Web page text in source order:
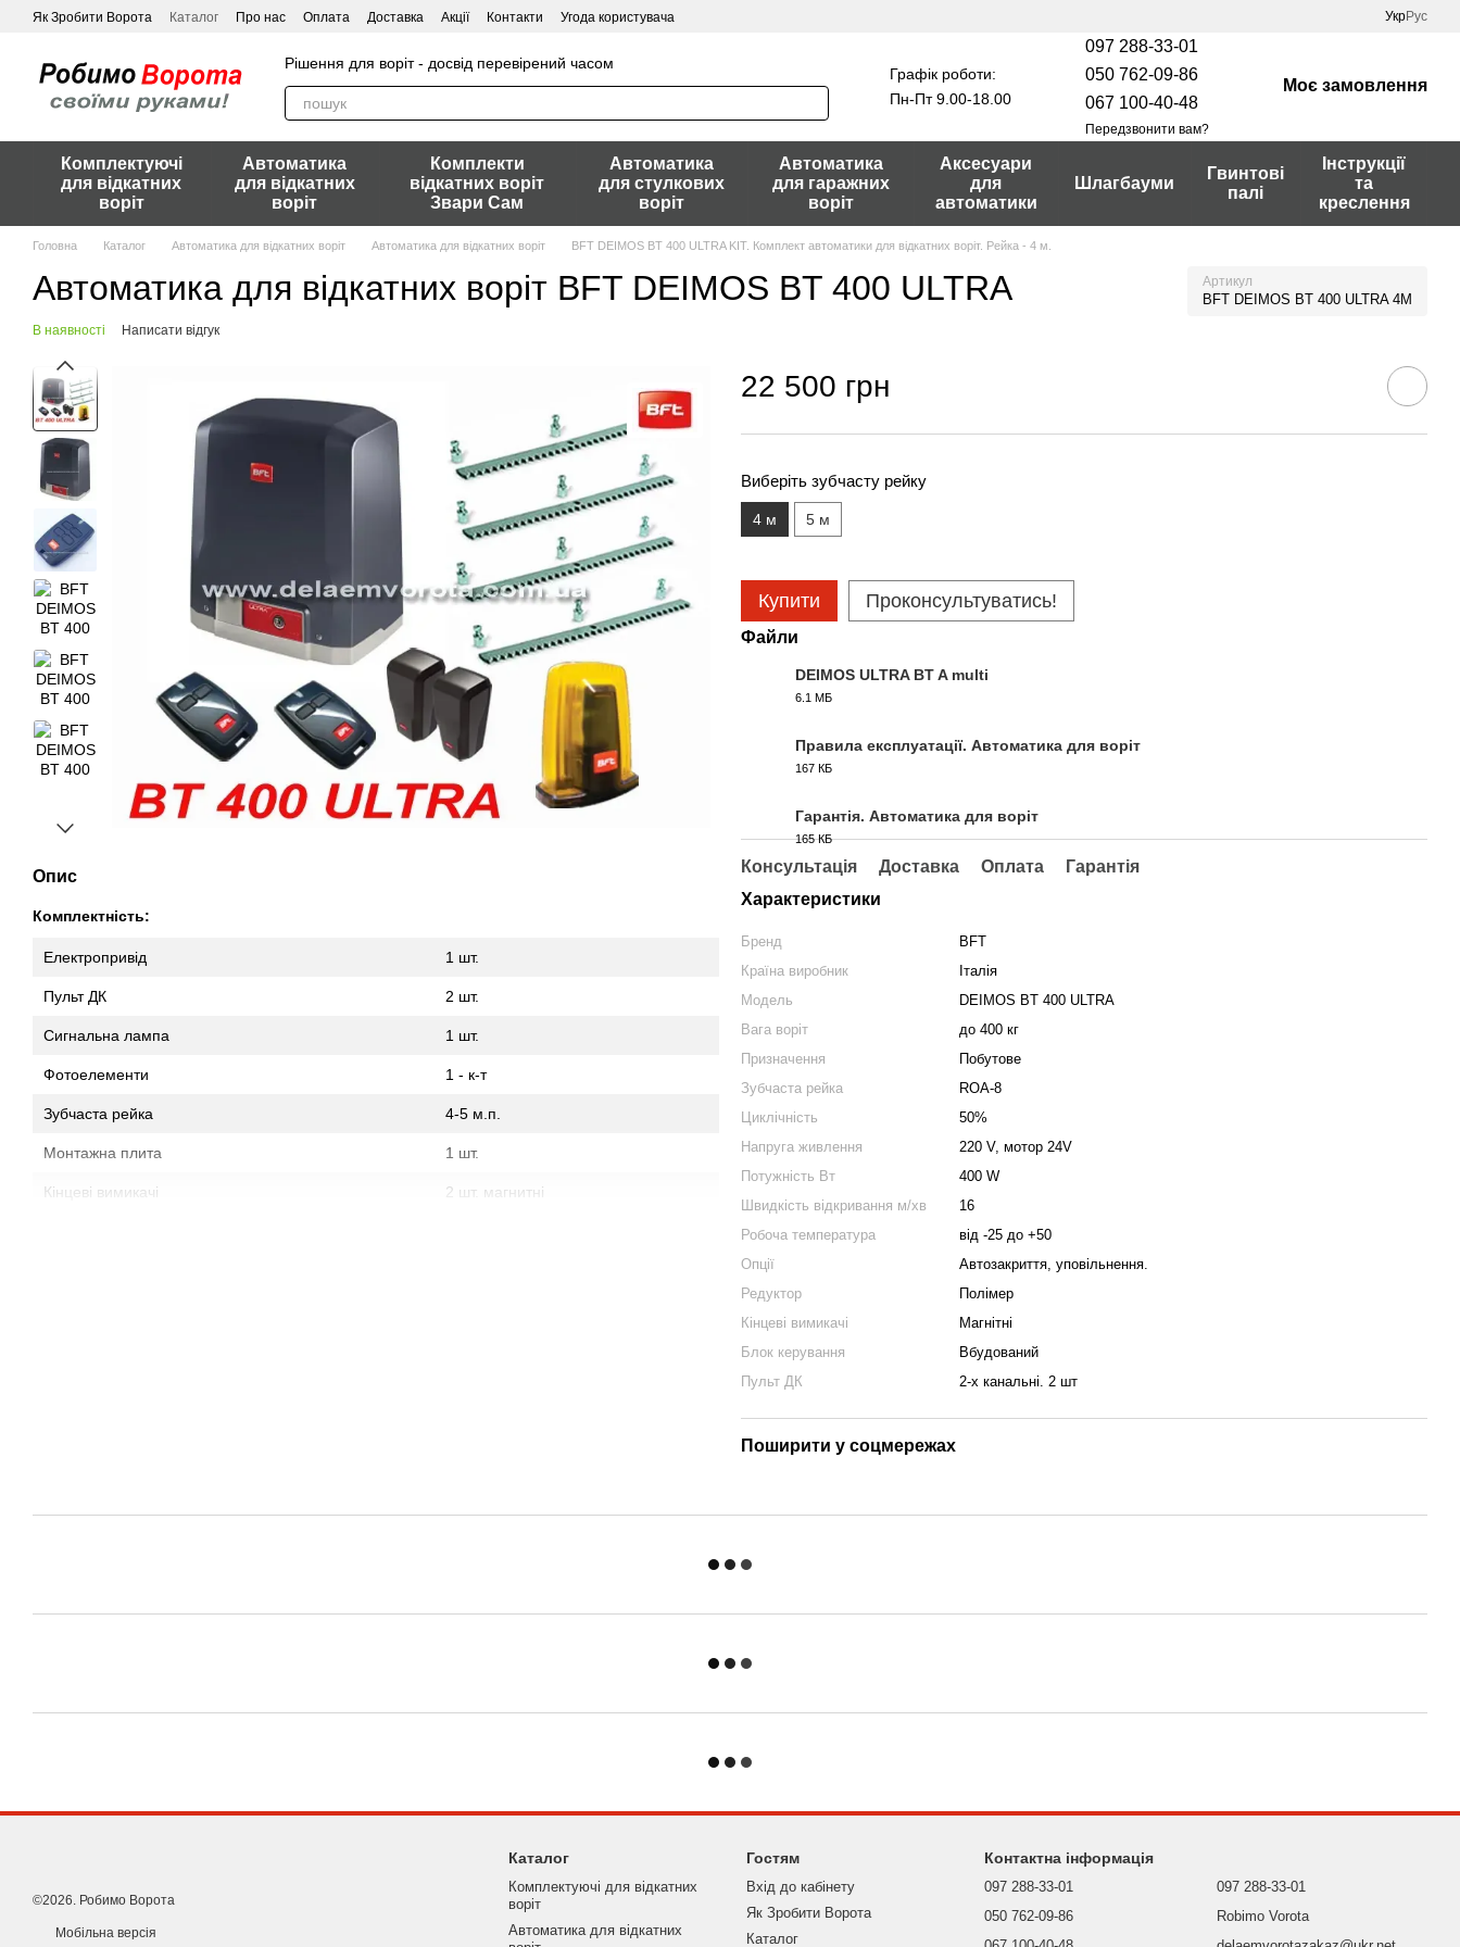
Перейти до основного контенту
Як Зробити Ворота Каталог Про нас Оплата Доставка Акції Контакти Угода користувача УкрРус
Рішення для воріт - досвід перевірений часом
Графік роботи:
Пн-Пт 9.00-18.00
097 288-33-01
050 762-09-86
067 100-40-48
Передзвонити вам?
Моє замовлення
Комплектуючі
для відкатних
воріт
Автоматика
для відкатних
воріт
Комплекти
відкатних воріт
Звари Сам
Автоматика
для стулкових
воріт
Автоматика
для гаражних
воріт
Аксесуари
для
автоматики
Шлагбауми
Гвинтові
палі
Інструкції
та
креслення
Головна Каталог Автоматика для відкатних воріт Автоматика для відкатних воріт BFT DEIMOS BT 400 ULTRA KIT. Комплект автоматики для відкатних воріт. Рейка - 4 м.
Автоматика для відкатних воріт BFT DEIMOS BT 400 ULTRA Артикул
BFT DEIMOS BT 400 ULTRA 4M
В наявності Написати відгук
Опис
Комплектність:
Електропривід 1 шт.
Пульт ДК 2 шт.
Сигнальна лампа 1 шт.
Фотоелементи 1 - к-т
Зубчаста рейка 4-5 м.п.
Монтажна плита 1 шт.
Кінцеві вимикачі 2 шт. магнитні
22 500 грн
Виберіть зубчасту рейку
4 м 5 м
Купити Проконсультуватись!
Файли
DEIMOS ULTRA BT A multi
6.1 МБ
Правила експлуатації. Автоматика для воріт
167 КБ
Гарантія. Автоматика для воріт
165 КБ
Консультація Доставка Оплата
Гарантія
Характеристики
Бренд
BFT
Країна виробник
Італія
Модель
DEIMOS BT 400 ULTRA
Вага воріт
до 400 кг
Призначення
Побутове
Зубчаста рейка
ROA-8
Циклічність
50%
Напруга живлення
220 V, мотор 24V
Потужність Вт
400 W
Швидкість відкривання м/хв
16
Робоча температура
від -25 до +50
Опції
Автозакриття, уповільнення.
Редуктор
Полімер
Кінцеві вимикачі
Магнітні
Блок керування
Вбудований
Пульт ДК
2-х канальні. 2 шт
Поширити у соцмережах
©2026. Робимо Ворота
Мобільна версія
Каталог
Комплектуючі для відкатних
воріт
Автоматика для відкатних
Гостям
Вхід до кабінету
Як Зробити Ворота
Каталог
Контактна інформація
097 288-33-01
050 762-09-86
097 288-33-01
Robimo Vorota